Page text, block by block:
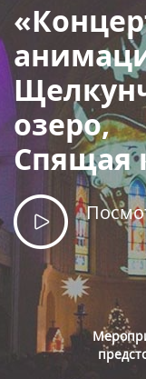
Правила
озеро,
Спящая